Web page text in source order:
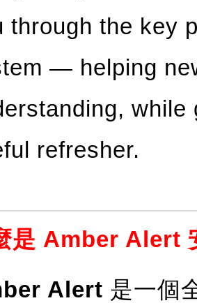
through the key
— helping
refresher.
是 Amber Alert
Alert 是一個